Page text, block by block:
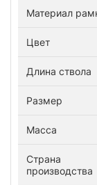
Материал
Цвет
Длина ствола
Размер
Масса
Страна
производства